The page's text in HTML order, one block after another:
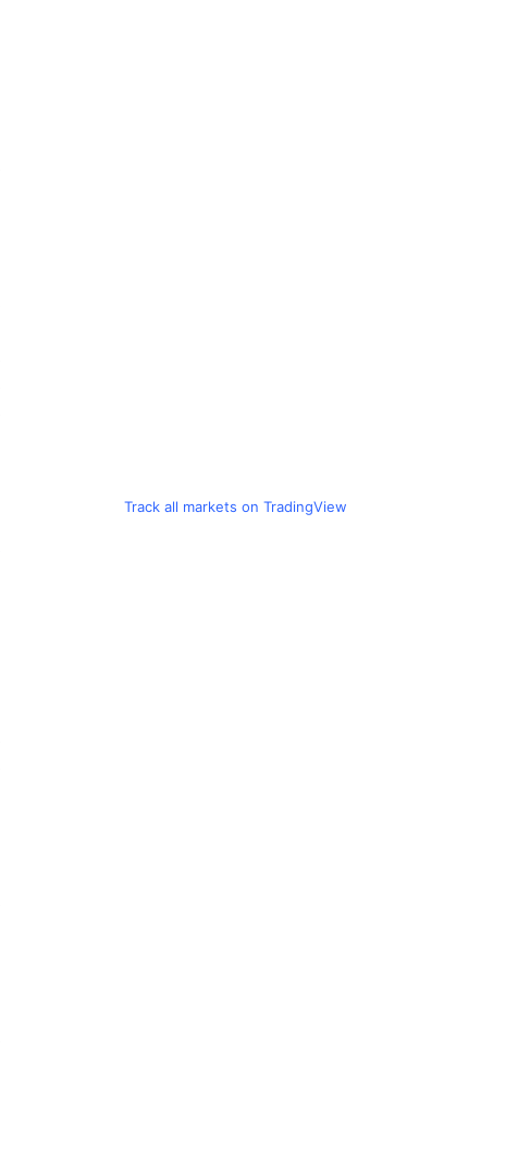
Track all markets on TradingView